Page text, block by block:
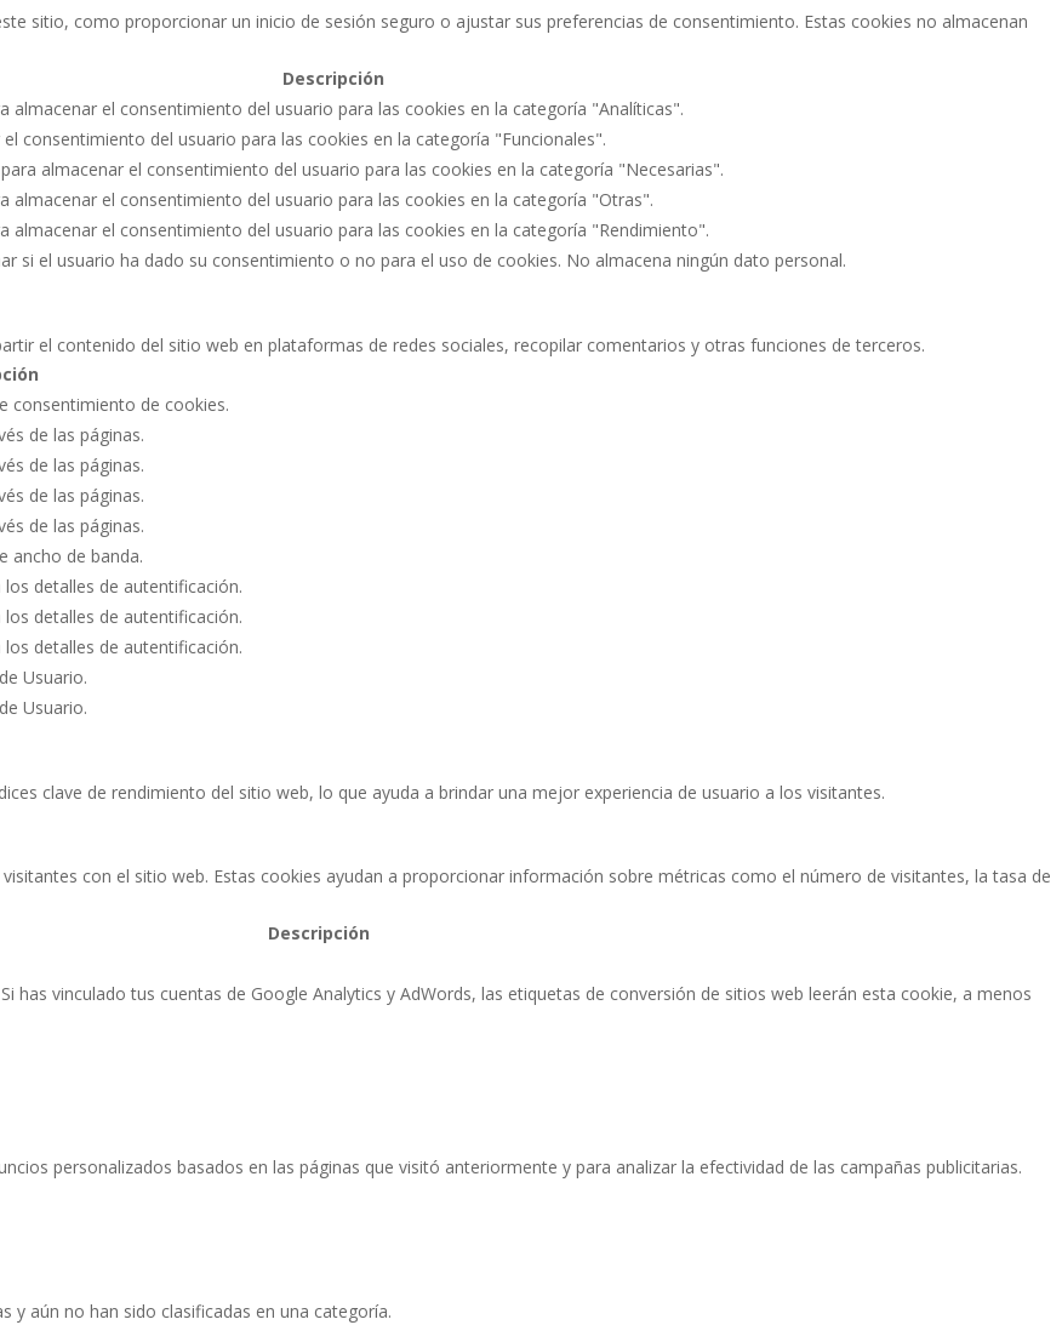
sitio, como proporcionar un inicio de sesión seguro o ajustar sus preferencias de consentimiento. Estas cookies no almacenan
Descripción
almacenar el consentimiento del usuario para las cookies en la categoría "Analíticas".
consentimiento del usuario para las cookies en la categoría "Funcionales".
almacenar el consentimiento del usuario para las cookies en la categoría "Necesarias".
almacenar el consentimiento del usuario para las cookies en la categoría "Otras".
almacenar el consentimiento del usuario para las cookies en la categoría "Rendimiento".
si el usuario ha dado su consentimiento o no para el uso de cookies. No almacena ningún dato personal.
el contenido del sitio web en plataformas de redes sociales, recopilar comentarios y otras funciones de terceros.
consentimiento de cookies.
de las páginas.
de las páginas.
de las páginas.
de las páginas.
ancho de banda.
detalles de autentificación.
detalles de autentificación.
detalles de autentificación.
Usuario.
Usuario.
clave de rendimiento del sitio web, lo que ayuda a brindar una mejor experiencia de usuario a los visitantes.
con el sitio web. Estas cookies ayudan a proporcionar información sobre métricas como el número de visitantes, la tasa de
Descripción
has vinculado tus cuentas de Google Analytics y AdWords, las etiquetas de conversión de sitios web leerán esta cookie, a menos
personalizados basados ​​en las páginas que visitó anteriormente y para analizar la efectividad de las campañas publicitarias.
y aún no han sido clasificadas en una categoría.